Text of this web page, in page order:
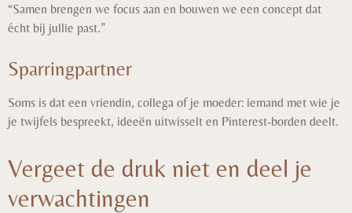
“Samen brengen we focus aan en bouwen we een concept dat
écht bij jullie past.”
Sparringpartner
Soms is dat een vriendin, collega of je moeder: iemand met wie je
je twijfels bespreekt, ideeën uitwisselt en Pinterest-borden deelt.
Vergeet de druk niet en deel je
verwachtingen